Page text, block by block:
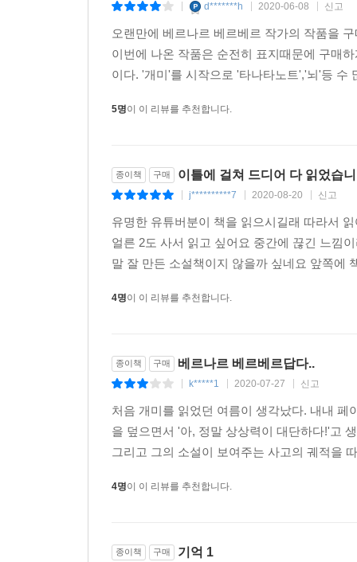
d*******h 2020-06-08 신고
오랜만에 베르나르 베르베르 작가의 작품을
이번에 나온 작품은 순전히 표지때문에 구매
이다. '개미'를 시작으로 '타나타노트','뇌'등
5명이 이 리뷰를 추천합니다.
종이책 구매 이틀에 걸쳐 드디어 다 읽었습
j**********7 2020-08-20 신고
유명한 유튜버분이 책을 읽으시길래 따라서
얼른 2도 사서 읽고 싶어요 중간에 끊긴 느낌
말 잘 만든 소설책이지 않을까 싶네요 앞쪽에
4명이 이 리뷰를 추천합니다.
종이책 구매 베르나르 베르베르답다..
k*****1 2020-07-27 신고
처음 개미를 읽었던 여름이 생각났다. 내내
을 덮으면서 '아, 정말 상상력이 대단하다!'고
그리고 그의 소설이 보여주는 사고의 궤적을
4명이 이 리뷰를 추천합니다.
종이책 구매 기억 1